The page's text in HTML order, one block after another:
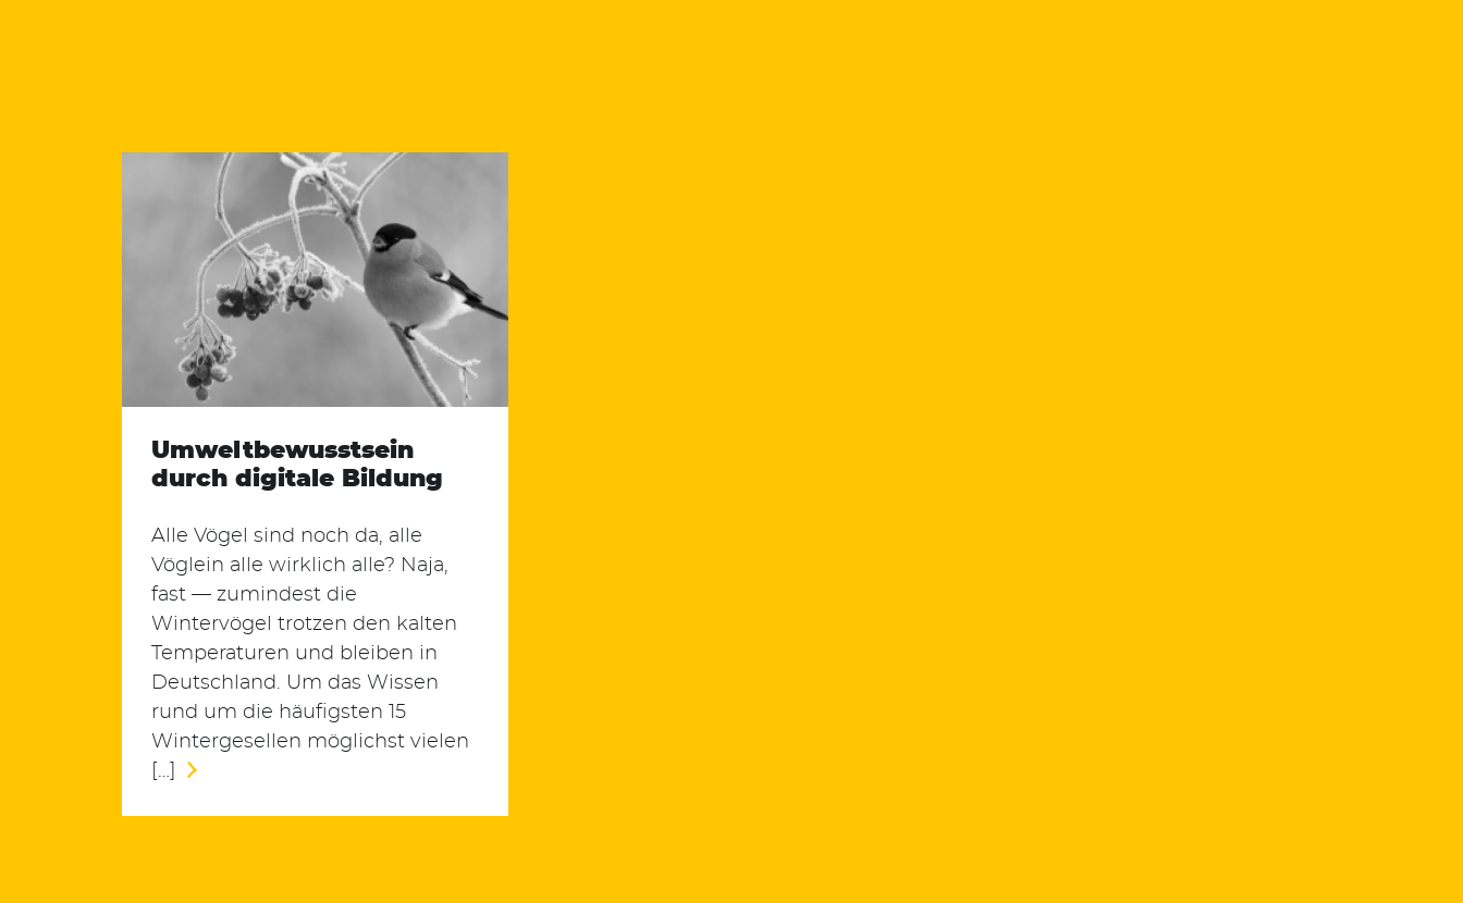
nach:
Umweltbewusstsein
durch digitale Bildung
Alle Vögel sind noch da, alle
Vöglein alle wirklich alle? Naja,
fast — zumindest die
Wintervögel trotzen den kalten
Temperaturen und bleiben in
Deutschland. Um das Wissen
rund um die häufigsten 15
Wintergesellen möglichst vielen
[…]